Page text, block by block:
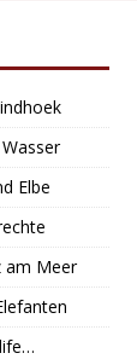
Elbe
am Meer